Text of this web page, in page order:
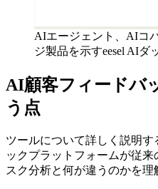
AIエージェント、AIコ
ジ製品を示すeesel AIダ
AI顧客フィードバ
う点
ツールについて詳しく説明
ックプラットフォームが従
スク分析と何が違うのかを理